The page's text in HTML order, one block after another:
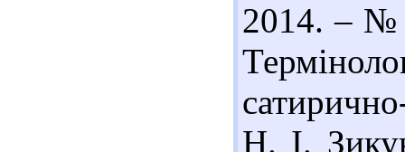
2014. – №
Н. І.